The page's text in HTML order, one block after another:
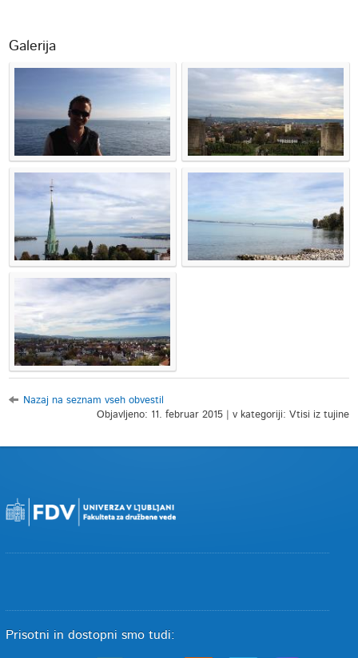
Galerija
Nazaj na seznam vseh obvestil
Objavljeno: 11. februar 2015 | v kategoriji: Vtisi iz tujine
Prisotni in dostopni smo tudi: